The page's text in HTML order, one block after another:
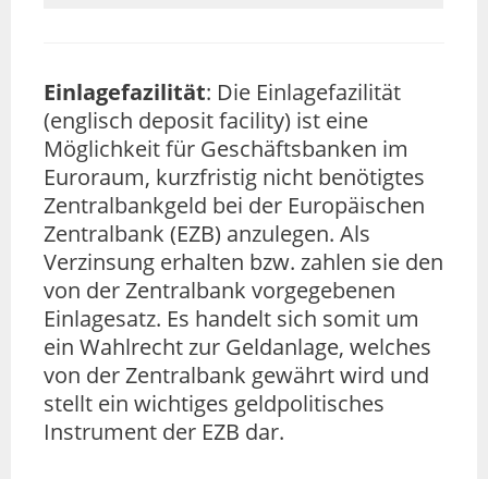
Einlagefazilität: Die Einlagefazilität
(englisch deposit facility) ist eine
Möglichkeit für Geschäftsbanken im
Euroraum, kurzfristig nicht benötigtes
Zentralbankgeld bei der Europäischen
Zentralbank (EZB) anzulegen. Als
Verzinsung erhalten bzw. zahlen sie den
von der Zentralbank vorgegebenen
Einlagesatz. Es handelt sich somit um
ein Wahlrecht zur Geldanlage, welches
von der Zentralbank gewährt wird und
stellt ein wichtiges geldpolitisches
Instrument der EZB dar.